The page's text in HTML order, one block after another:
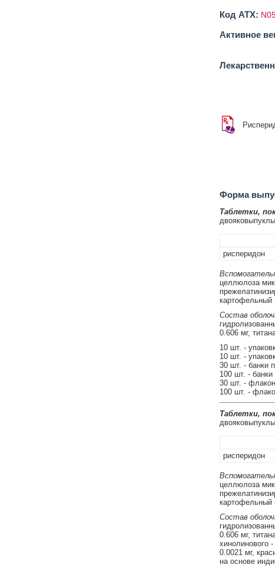
Код ATX:
Активное
Форма
Таблетки,
рисперидон
целлюлоза
картофельный
Состав
0.606 мг,
10 шт. -
10 шт. -
30 шт. - банки
100 шт. -
30 шт. -
100 шт. -
Таблетки,
рисперидон
целлюлоза
картофельный
Состав
0.606 мг,
хинолинового
0.0021 мг,
на основе